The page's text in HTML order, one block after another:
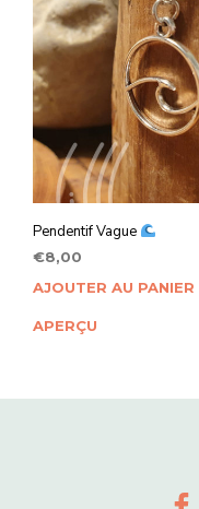
Pendentif Vague
€8,00
AJOUTER AU PANIER
APERÇU